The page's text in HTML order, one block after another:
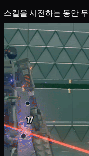
스킬을 시전하는 동안